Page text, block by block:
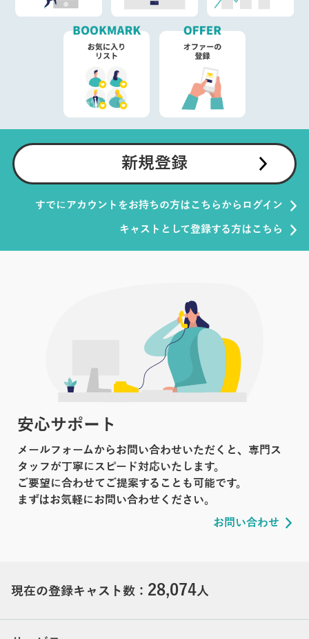
新規登録
すでにアカウントをお持ちの方はこちらからログイン
キャストとして登録する方はこちら
安心サポート
メールフォームからお問い合わせいただくと、専門ス
タッフが丁寧にスピード対応いたします。
ご要望に合わせてご提案することも可能です。
まずはお気軽にお問い合わせください。
お問い合わせ
現在の登録キャスト数： 28,074人